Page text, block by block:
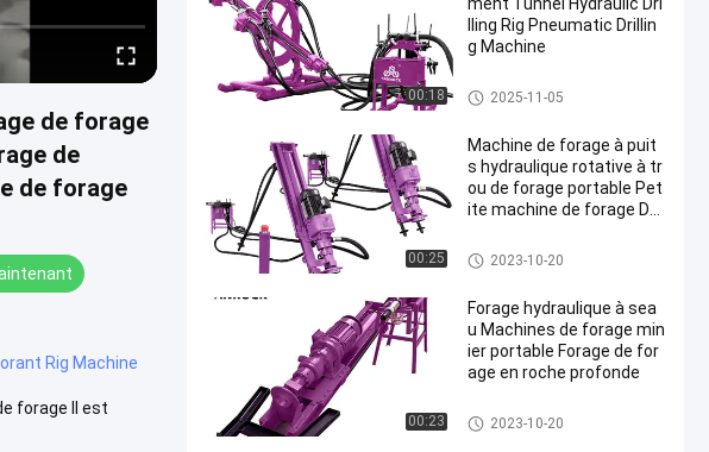
de forage
de
de forage
Rig Machine
forage Il est
00:18
lling Rig Pneumatic Drillin
g Machine
Forage à l'aide d'un seau
2025-11-05
00:25
Machine de forage à puit
s hydraulique rotative à tr
ou de forage portable Pet
ite machine de forage DT
Forage à l'aide d'un seau
2023-10-20
00:23
Forage hydraulique à sea
u Machines de forage min
ier portable Forage de for
age en roche profonde
Forage à l'aide d'un seau
2023-10-20